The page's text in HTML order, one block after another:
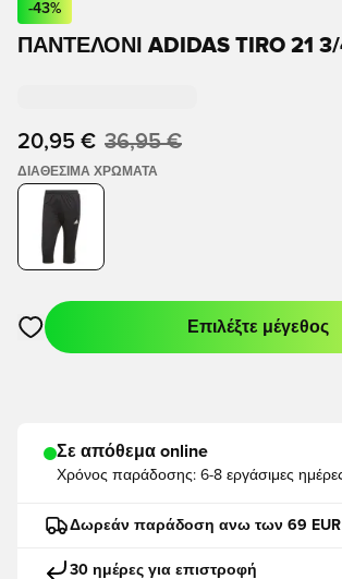
-43%
ΠΑΝΤΕΛΌΝΙ ADIDAS TIRO 21
20,95 € 36,95 €
ΔΙΑΘΈΣΙΜΑ ΧΡΏΜΑΤΑ
Ανοίγει ένα Modal για να συνδεθείτε ή να
Επιλέξτε μέγεθος
Σε απόθεμα online
Χρόνος παράδοσης: 6-8 εργάσιμες
Δωρεάν παράδοση ανω των 69 EUR
30 ημέρες για επιστροφή